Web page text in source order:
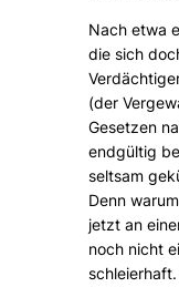
Nach etwa
die sich
(der
Gesetzen
endgültig
seltsam
Denn
jetzt an
noch nicht